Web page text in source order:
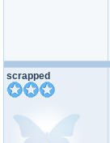
scrapped